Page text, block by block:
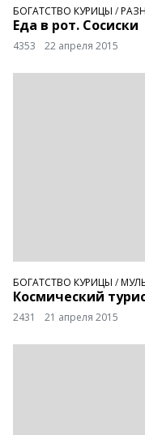
БОГАТСТВО КУРИЦЫ /
Еда в рот. Сосиски
4353 22 апреля 2015
БОГАТСТВО КУРИЦЫ /
Космический
2431 21 апреля 2015